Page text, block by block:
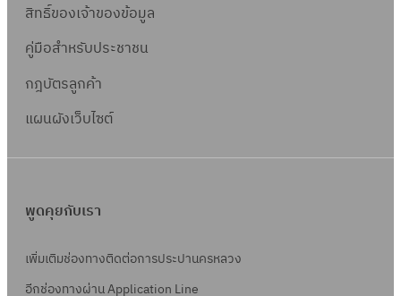
สิทธิ์ของเจ้าของข้อมูล
คู่มือสำหรับประชาชน
กฎบัตรลูกค้า
แผนผังเว็บไซต์
พูดคุยกับเรา
เพิ่มเติมช่องทางติดต่อการประปานครหลวง
อีกช่องทางผ่าน Application Line